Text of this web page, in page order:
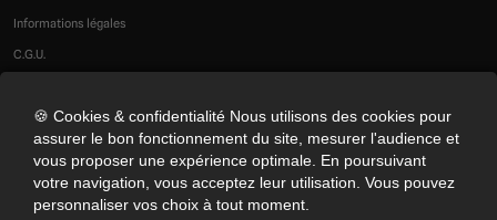
Informations légales
C.G.U.
Modération
Confidentialité
Cookies
Préférences cookies
🍪 Cookies & confidentialité Nous utilisons des cookies pour
assurer le bon fonctionnement du site, mesurer l'audience et
vous proposer une expérience optimale. En poursuivant
votre navigation, vous acceptez leur utilisation. Vous pouvez
personnaliser vos choix à tout moment.